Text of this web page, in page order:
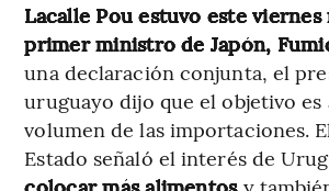
Lacalle Pou estuvo este
primer ministro de Japón,
una declaración conjunta, el
uruguayo dijo que el objetivo
volumen de las importaciones.
Estado señaló el interés de